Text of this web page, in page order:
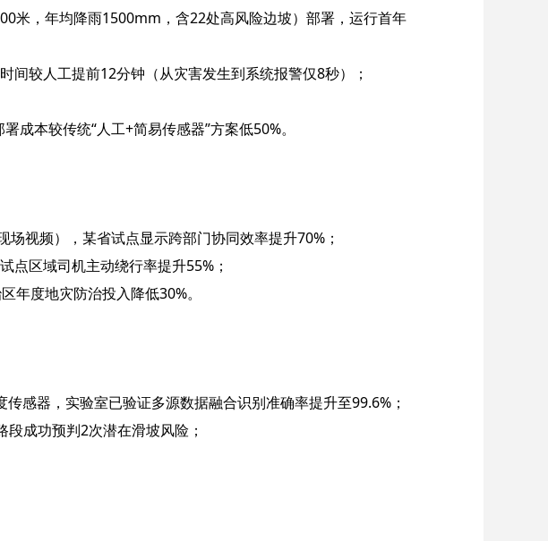
米，年均降雨1500mm，含22处高风险边坡）部署，运行首年
较人工提前12分钟（从灾害发生到系统报警仅8秒）；
本较传统“人工+简易传感器”方案低50%。
视频），某省试点显示跨部门协同效率提升70%；
点区域司机主动绕行率提升55%；
年度地灾防治投入降低30%。
感器，实验室已验证多源数据融合识别准确率提升至99.6%；
成功预判2次潜在滑坡风险；